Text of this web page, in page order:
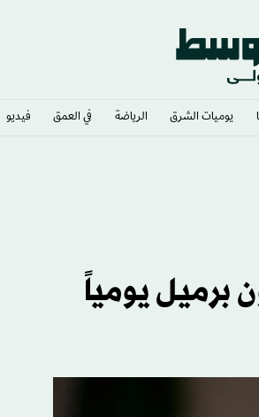
يوميات الشرق​ الرياضة في العمق فيديو
على النفط سينمو 2.3 مليون برميل يومياً